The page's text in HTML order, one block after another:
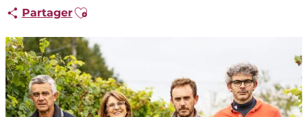
PartagerAjouter aux favoris